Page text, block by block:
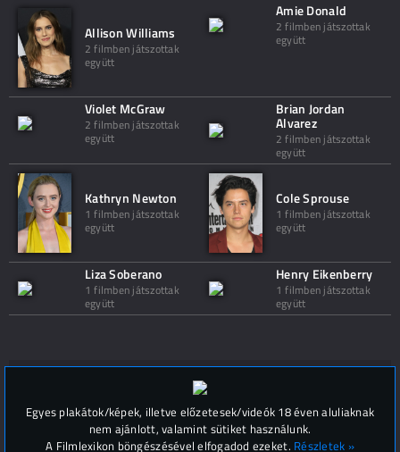
Allison Williams
2 filmben játszottak
együtt
Amie Donald
2 filmben játszottak
együtt
Violet McGraw
2 filmben játszottak
együtt
Brian Jordan
Alvarez
2 filmben játszottak
együtt
Kathryn Newton
1 filmben játszottak
együtt
Cole Sprouse
1 filmben játszottak
együtt
Liza Soberano
1 filmben játszottak
együtt
Henry Eikenberry
1 filmben játszottak
együtt
Hozzászólások (
Egyes plakátok/képek, illetve előzetesek/videók 18 éven aluliaknak
nem ajánlott, valamint sütiket használunk.
A Filmlexikon böngészésével elfogadod ezeket. Részletek »